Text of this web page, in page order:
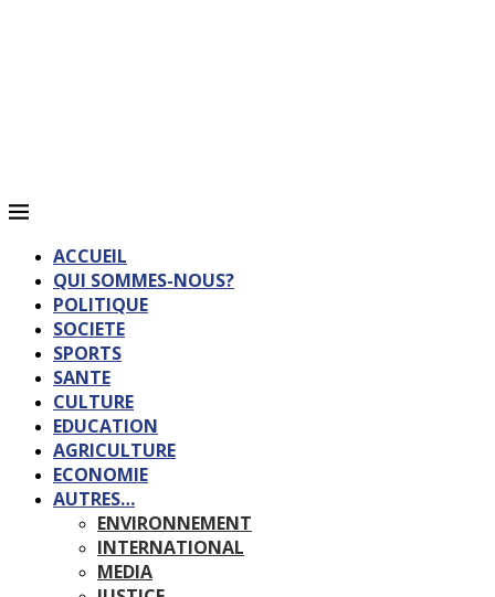
ACCUEIL
QUI SOMMES-NOUS?
POLITIQUE
SOCIETE
SPORTS
SANTE
CULTURE
EDUCATION
AGRICULTURE
ECONOMIE
AUTRES…
ENVIRONNEMENT
INTERNATIONAL
MEDIA